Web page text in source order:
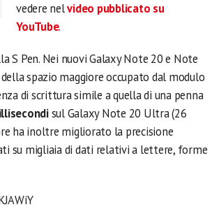
vedere nelvideo pubblicato su
YouTube.
S Pen. Nei nuovi Galaxy Note 20 e Note
spazio maggiore occupato dal modulo
di scrittura simile a quella di una penna
sul Galaxy Note 20 Ultra (26
ha inoltre migliorato la precisione
su migliaia di dati relativi a lettere, forme